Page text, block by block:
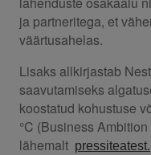
ja partneritega, et
väärtusahelas.
Lisaks allkirjastab
saavutamiseks
koostatud kohustuse
°C (Business
lähemalt pressiteatest.